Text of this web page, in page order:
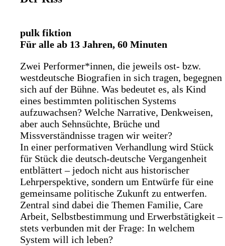
pulk fiktion
Für alle ab 13 Jahren, 60 Minuten
Zwei Performer*innen, die jeweils ost- bzw.
westdeutsche Bio­grafien in sich tragen, begegnen
sich auf der Bühne. Was bedeutet es, als Kind
eines bestimmten politischen Systems
aufzuwachsen? Welche Narrative, Denkweisen,
aber auch Sehn­süchte, Brüche und
Missverständnisse tragen wir weiter?
In einer performativen Verhandlung wird Stück
für Stück die deutsch-deutsche Vergangenheit
entblättert – jedoch nicht aus historischer
Lehrperspektive, sondern um Entwürfe für eine
gemeinsame politische Zukunft zu entwerfen.
Zentral sind dabei die Themen Familie, Care
Arbeit, Selbstbestimmung und Erwerbstätigkeit –
stets verbunden mit der Frage: In welchem
System will ich leben?